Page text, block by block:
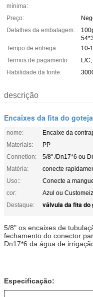
mínima:
Preço:
Detalhes da embalagem:
Tempo de entrega:
10-
Termos de pagamento:
L/
Habilidade da fonte:
descrição
Encaixes da fita do
nome:
Encaixe da
Materiais:
PP
Connetion:
5/8" /Dn17*6 ou
Matéria:
conecte
Uso::
Conecte a
cor:
Azul ou
Destaque:
válvula da fita do
5/8" os encaixes de
fechamento do conector
Dn17*6 da água de
Especificação: